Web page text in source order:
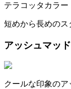
テラコッタカラー
短めから長めのス
アッシュマッ
クールな印象の